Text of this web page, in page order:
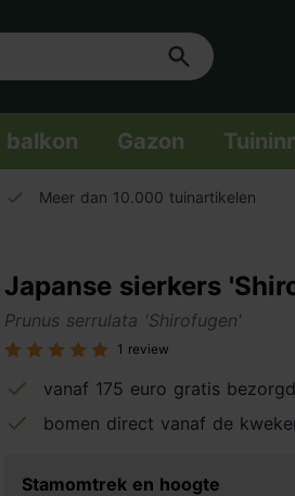
balkon Gazon
Meer dan 10.000 tuinartikelen
Japanse sierkers
Prunus serrulata 'Shirofugen'
1 review
vanaf 175 euro gratis bezorgd
bomen direct vanaf de
Stamomtrek en hoogte